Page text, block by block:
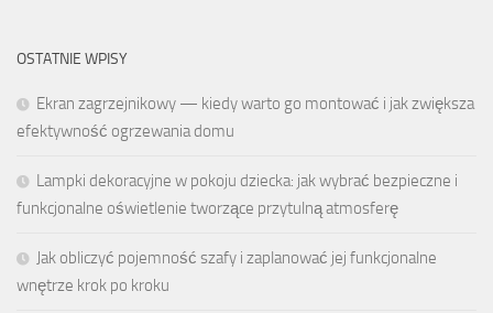
OSTATNIE WPISY
Ekran zagrzejnikowy — kiedy warto go montować i jak zwiększa
efektywność ogrzewania domu
Lampki dekoracyjne w pokoju dziecka: jak wybrać bezpieczne i
funkcjonalne oświetlenie tworzące przytulną atmosferę
Jak obliczyć pojemność szafy i zaplanować jej funkcjonalne
wnętrze krok po kroku